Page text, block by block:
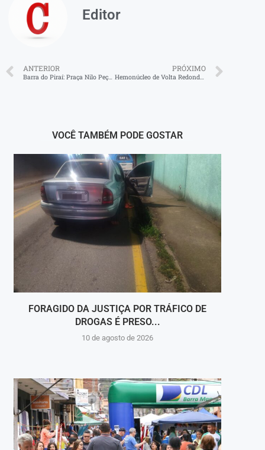
Editor
ANTERIOR
Barra do Piraí: Praça Nilo Peçanha recebe hoje (21) a abertura oficial do Natal 2025
PRÓXIMO
Hemonúcleo de Volta Redonda terá campanha pelo Dia Nacional do Doador Voluntário de Sangue
VOCÊ TAMBÉM PODE GOSTAR
FORAGIDO DA JUSTIÇA POR TRÁFICO DE
DROGAS É PRESO...
10 de agosto de 2026